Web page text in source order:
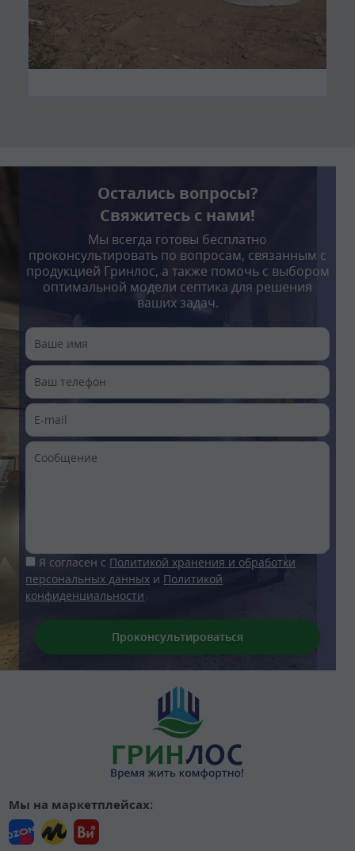
Остались вопросы?
Свяжитесь с нами!
Мы всегда готовы бесплатно
проконсультировать по вопросам, связанным с
продукцией Гринлос, а также помочь с выбором
оптимальной модели септика для решения
ваших задач.
Я согласен с Политикой хранения и обработки
персональных данных и Политикой
конфиденциальности
Мы на маркетплейсах: